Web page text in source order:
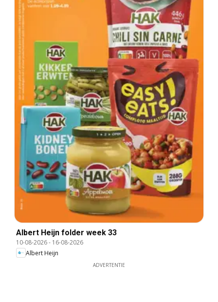
Albert Heijn folder week 33
10-08-2026- 16-08-2026
Albert Heijn
ADVERTENTIE